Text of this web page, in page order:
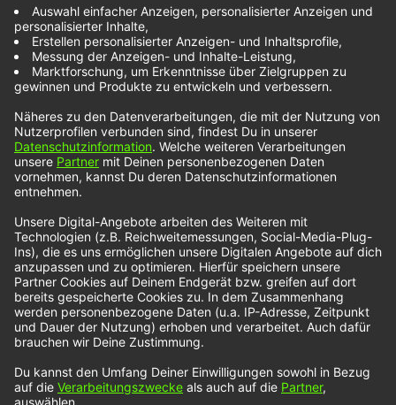
begann, als er mit seiner Band wegen der
Pandemie nicht mehr touren konnte. Er entdeckte
seine Leidenschaft für Popmusik, fokussierte sich
auf sein Songwriting und fing an, seine Artworks
„Super Power“zeigt, dass sich Parris Mitchell
musikalisch auf keinen Fall zu verstecken braucht.
Noch mehr NOXX-Künstler findest du unter diesem
Wir benötigen Ihre Zustimmung, um
den YouTube Video-Service zu
laden!
Drittanbieters, um Videoinhalte einzubetten.
Dieser Service kann Daten zu Ihren Aktivitäten